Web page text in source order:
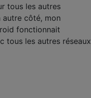
tous les autres
autre côté, mon
fonctionnait
tous les autres réseaux